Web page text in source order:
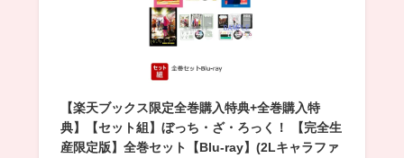
【楽天ブックス限定全巻購入特典+全巻購入特
典】【セット組】ぼっち・ざ・ろっく！ 【完全生
産限定版】全巻セット【Blu-ray】(2Lキャラファ